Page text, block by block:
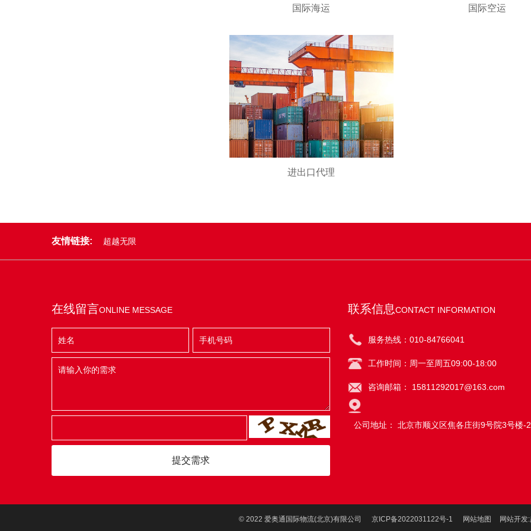
国际海运 国际空运
进出口代理
友情链接: 超越无限
在线留言ONLINE MESSAGE
提交需求
联系信息CONTACT INFORMATION
服务热线：010-84766041
工作时间：周一至周五09:00-18:00
咨询邮箱： 15811292017@163.com
公司地址： 北京市顺义区焦各庄街9号院3号楼-
© 2022 爱奥通国际物流(北京)有限公司 京ICP备2022031122号-1 网站地图 网站开发: